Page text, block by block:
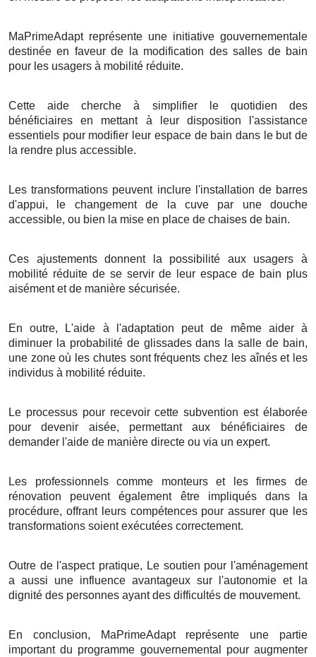
MaPrimeAdapt représente une initiative gouvernementale
destinée en faveur de la modification des salles de bain
pour les usagers à mobilité réduite.
Cette aide cherche à simplifier le quotidien des
bénéficiaires en mettant à leur disposition l'assistance
essentiels pour modifier leur espace de bain dans le but de
la rendre plus accessible.
Les transformations peuvent inclure l'installation de barres
d'appui, le changement de la cuve par une douche
accessible, ou bien la mise en place de chaises de bain.
Ces ajustements donnent la possibilité aux usagers à
mobilité réduite de se servir de leur espace de bain plus
aisément et de manière sécurisée.
En outre, L'aide à l'adaptation peut de même aider à
diminuer la probabilité de glissades dans la salle de bain,
une zone où les chutes sont fréquents chez les aînés et les
individus à mobilité réduite.
Le processus pour recevoir cette subvention est élaborée
pour devenir aisée, permettant aux bénéficiaires de
demander l'aide de manière directe ou via un expert.
Les professionnels comme monteurs et les firmes de
rénovation peuvent également être impliqués dans la
procédure, offrant leurs compétences pour assurer que les
transformations soient exécutées correctement.
Outre de l'aspect pratique, Le soutien pour l'aménagement
a aussi une influence avantageux sur l'autonomie et la
dignité des personnes ayant des difficultés de mouvement.
En conclusion, MaPrimeAdapt représente une partie
important du programme gouvernemental pour augmenter